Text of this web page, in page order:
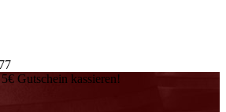
Gutschein kassieren!